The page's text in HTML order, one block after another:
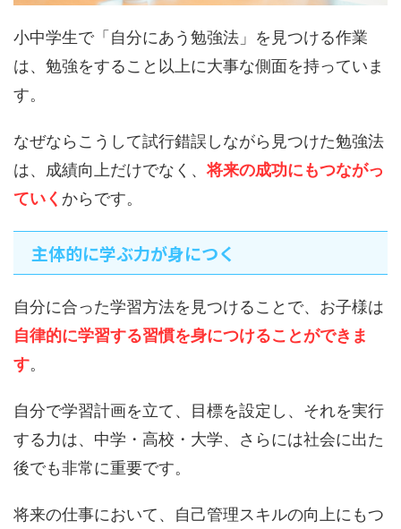
小中学生で「自分にあう勉強法」を見つける作業
は、勉強をすること以上に大事な側面を持っていま
す。
なぜならこうして試行錯誤しながら見つけた勉強法
は、成績向上だけでなく、 将来の成功にもつながっ
ていく からです。
主体的に学ぶ力が身につく
自分に合った学習方法を見つけることで、お子様は
自律的に学習する習慣を身につけることができま
す。
自分で学習計画を立て、目標を設定し、それを実行
する力は、中学・高校・大学、さらには社会に出た
後でも非常に重要です。
将来の仕事において、自己管理スキルの向上にもつ